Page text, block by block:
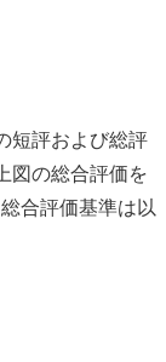
短評および総評
図の総合評価を
合評価基準は以